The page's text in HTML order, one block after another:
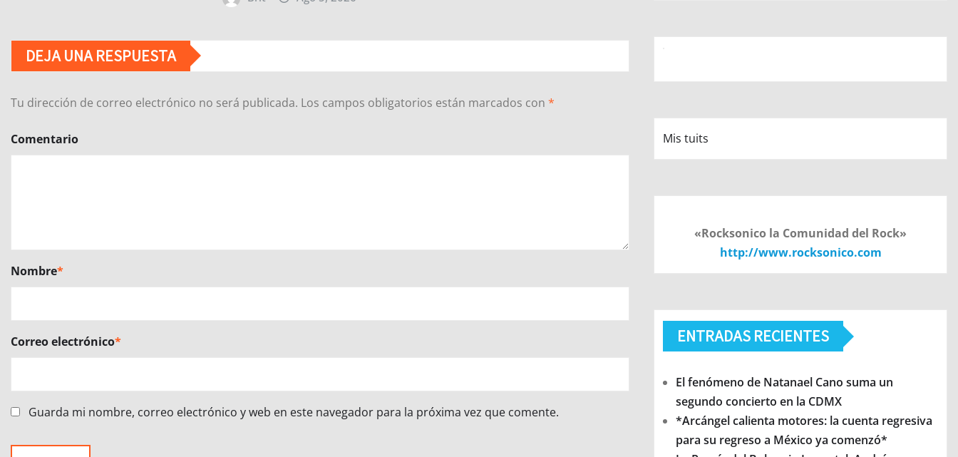
DEJA UNA RESPUESTA
Tu dirección de correo electrónico no será publicada. Los campos obligatorios están marcados con *
Comentario
Nombre*
Correo electrónico*
Guarda mi nombre, correo electrónico y web en este navegador para la próxima vez que comente.
Mis tuits
«Rocksonico la Comunidad del Rock»
http://www.rocksonico.com
ENTRADAS RECIENTES
El fenómeno de Natanael Cano suma un
segundo concierto en la CDMX
*Arcángel calienta motores: la cuenta regresiva
para su regreso a México ya comenzó*